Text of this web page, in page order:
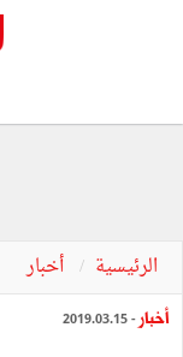
الرئيسية أخبار
أخبار - 2019.03.15